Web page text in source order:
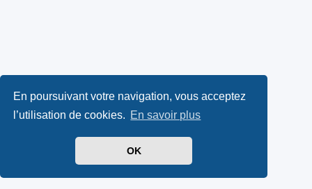
En poursuivant votre navigation, vous acceptez
l’utilisation de cookies. En savoir plus
OK